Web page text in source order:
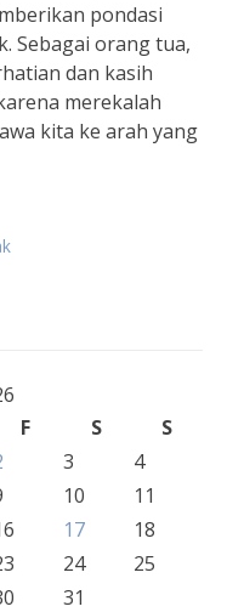
pondasi
Sebagai orang tua,
dan kasih
merekalah
kita ke arah yang
F S
S
3
4
10
11
17
18
24
25
31